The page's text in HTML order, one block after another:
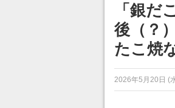
「銀だ
後（？
たこ焼
2026年5月20日 (